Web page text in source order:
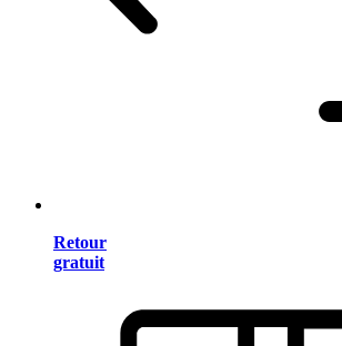
Retour
gratuit